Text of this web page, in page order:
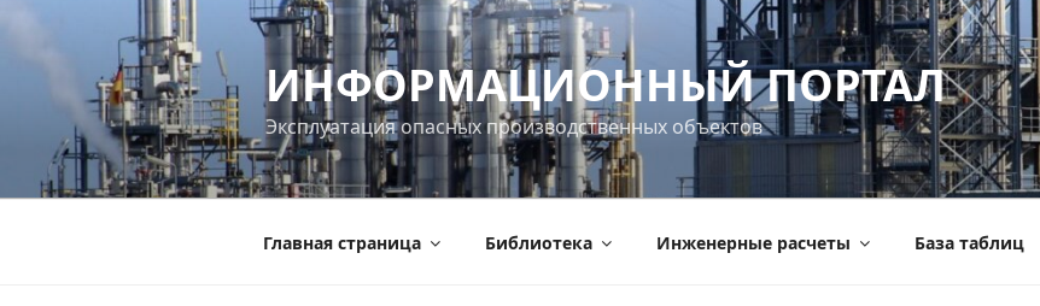
содержимому
ИНФОРМАЦИОННЫЙ ПОРТАЛ
Эксплуатация опасных производственных объектов
Главная страница Библиотека Инженерные расчеты База таблиц